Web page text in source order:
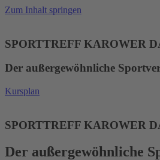
Zum Inhalt springen
SPORTTREFF KAROWER
Der außergewöhnliche
Kursplan
SPORTTREFF KAROWER
Der außergewöhnliche